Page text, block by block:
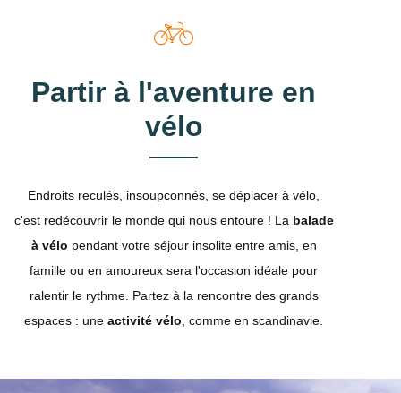
Partir à l'aventure en
vélo
Endroits reculés, insoupconnés, se déplacer à vélo,
c'est redécouvrir le monde qui nous entoure ! La balade
à vélo pendant votre séjour insolite entre amis, en
famille ou en amoureux sera l'occasion idéale pour
ralentir le rythme. Partez à la rencontre des grands
espaces : une activité vélo , comme en scandinavie.